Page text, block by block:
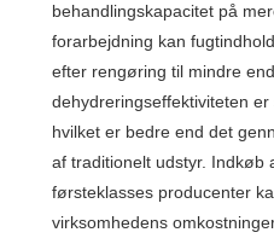
behandlingskapacitet på
forarbejdning kan
efter rengøring til mindre
dehydreringseffektiviteten er
hvilket er bedre end det
af traditionelt udstyr. Indkøb
førsteklasses producenter
virksomhedens